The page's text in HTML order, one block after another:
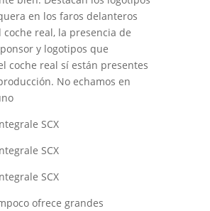
en los faros delanteros
coche real, la presencia de
y logotipos que
coche real sí están presentes
No echamos en
ofrece grandes